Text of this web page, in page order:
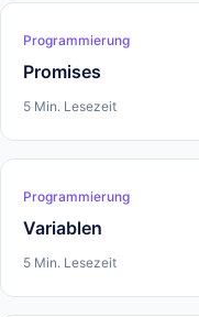
Programmierung
Promises
5 Min. Lesezeit
Programmierung
Variablen
5 Min. Lesezeit